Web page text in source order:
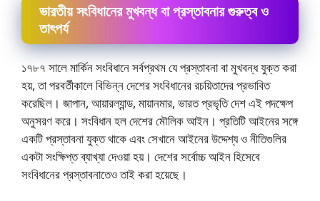
ভারতীয় সংবিধানের মুখবন্ধ বা প্রস্তাবনার গুরুত্ব ও
তাৎপর্য
১৭৮৭ সালে মার্কিন সংবিধানে সর্বপ্রথম যে প্রস্তাবনা বা মুখবন্ধ যুক্ত করা
হয়, তা পরবর্তীকালে বিভিন্ন দেশের সংবিধানের রচয়িতাদের প্রভাবিত
করেছিল। জাপান, আয়ারল্যান্ড, মায়ানমার, ভারত প্রভৃতি দেশ এই পদক্ষেপ
অনুসরণ করে। সংবিধান হল দেশের মৌলিক আইন। প্রতিটি আইনের সঙ্গে
একটি প্রস্তাবনা যুক্ত থাকে এবং সেখানে আইনের উদ্দেশ্য ও নীতিগুলির
একটা সংক্ষিপ্ত ব্যাখ্যা দেওয়া হয়। দেশের সর্বোচ্চ আইন হিসেবে
সংবিধানের প্রস্তাবনাতেও তাই করা হয়েছে।